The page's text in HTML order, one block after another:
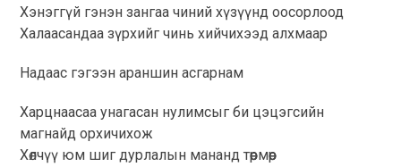
Хэнэггүй гэнэн зангаа чиний хүзүүнд оосорлоод
Халаасандаа зүрхийг чинь хийчихээд алхмаар
Надаас гэгээн араншин асгарнам
Харцнаасаа унагасан нулимсыг би цэцэгсийн
магнайд орхичихож
Хөлчүү юм шиг дурлалын мананд төөрмөөр